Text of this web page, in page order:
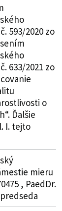
593/2020 zo
633/2021 zo
o
Ďalšie
I. tejto
mieru
, PaedDr.